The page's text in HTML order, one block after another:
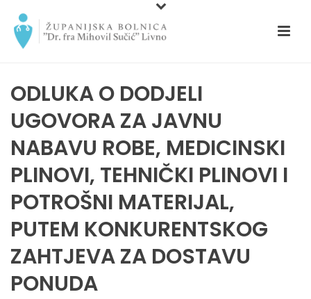
ODLUKA O DODJELI
UGOVORA ZA JAVNU
NABAVU ROBE, MEDICINSKI
PLINOVI, TEHNIČKI PLINOVI I
POTROŠNI MATERIJAL,
PUTEM KONKURENTSKOG
ZAHTJEVA ZA DOSTAVU
PONUDA